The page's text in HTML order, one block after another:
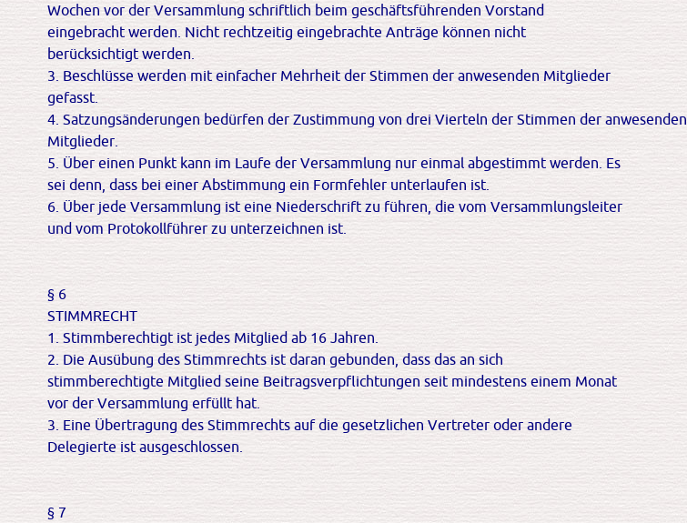
Wochen vor der Versammlung schriftlich beim geschäftsführenden Vorstand
eingebracht werden. Nicht rechtzeitig eingebrachte Anträge können nicht
berücksichtigt werden.
3. Beschlüsse werden mit einfacher Mehrheit der Stimmen der anwesenden Mitglieder
gefasst.
4. Satzungsänderungen bedürfen der Zustimmung von drei Vierteln der Stimmen der anwesenden
Mitglieder.
5. Über einen Punkt kann im Laufe der Versammlung nur einmal abgestimmt werden. Es
sei denn, dass bei einer Abstimmung ein Formfehler unterlaufen ist.
6. Über jede Versammlung ist eine Niederschrift zu führen, die vom Versammlungsleiter
und vom Protokollführer zu unterzeichnen ist.
§ 6
STIMMRECHT
1. Stimmberechtigt ist jedes Mitglied ab 16 Jahren.
2. Die Ausübung des Stimmrechts ist daran gebunden, dass das an sich
stimmberechtigte Mitglied seine Beitragsverpflichtungen seit mindestens einem Monat
vor der Versammlung erfüllt hat.
3. Eine Übertragung des Stimmrechts auf die gesetzlichen Vertreter oder andere
Delegierte ist ausgeschlossen.
§ 7